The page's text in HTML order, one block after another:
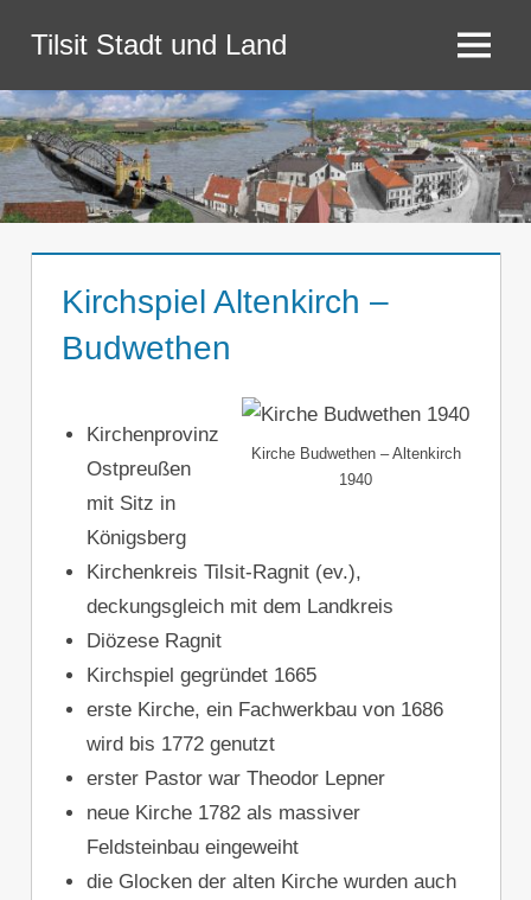
Inhalt
springen
Tilsit Stadt und Land Menü
Kirchspiel Altenkirch –
Budwethen
Kirche Budwethen – Altenkirch
1940
Kirchenprovinz
Ostpreußen
mit Sitz in
Königsberg
Kirchenkreis Tilsit-Ragnit (ev.),
deckungsgleich mit dem Landkreis
Diözese Ragnit
Kirchspiel gegründet 1665
erste Kirche, ein Fachwerkbau von 1686
wird bis 1772 genutzt
erster Pastor war Theodor Lepner
neue Kirche 1782 als massiver
Feldsteinbau eingeweiht
die Glocken der alten Kirche wurden auch